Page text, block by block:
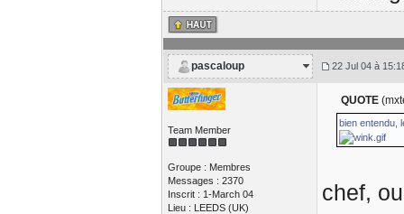
pascaloup 22 Jul 04 à
Team Member
Groupe : Membres
Messages : 2370
Inscrit : 1-March 04
Lieu : LEEDS (UK)
QUOTE
bien entendu,
chef,